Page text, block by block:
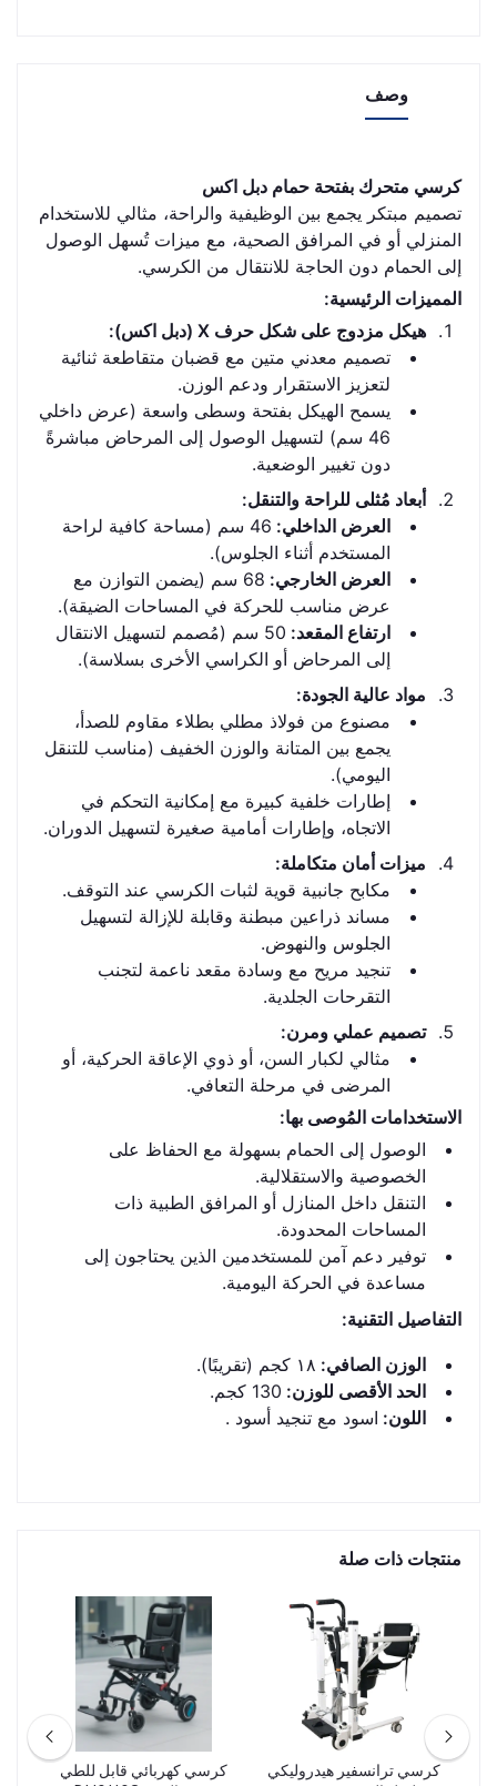
وصف
كرسي متحرك بفتحة حمام دبل اكس
تصميم مبتكر يجمع بين الوظيفية والراحة، مثالي للاستخدام
المنزلي أو في المرافق الصحية، مع ميزات تُسهل الوصول
إلى الحمام دون الحاجة للانتقال من الكرسي.
المميزات الرئيسية:
هيكل مزدوج على شكل حرف X (دبل اكس):
تصميم معدني متين مع قضبان متقاطعة ثنائية
لتعزيز الاستقرار ودعم الوزن.
يسمح الهيكل بفتحة وسطى واسعة (عرض داخلي
46 سم) لتسهيل الوصول إلى المرحاض مباشرةً
دون تغيير الوضعية.
أبعاد مُثلى للراحة والتنقل:
العرض الداخلي:
46 سم (مساحة كافية لراحة
المستخدم أثناء الجلوس).
العرض الخارجي:
68 سم (يضمن التوازن مع
عرض مناسب للحركة في المساحات الضيقة).
ارتفاع المقعد:
50 سم (مُصمم لتسهيل الانتقال
إلى المرحاض أو الكراسي الأخرى بسلاسة).
مواد عالية الجودة:
مصنوع من فولاذ مطلي بطلاء مقاوم للصدأ،
يجمع بين المتانة والوزن الخفيف (مناسب للتنقل
اليومي).
إطارات خلفية كبيرة مع إمكانية التحكم في
الاتجاه، وإطارات أمامية صغيرة لتسهيل الدوران.
ميزات أمان متكاملة:
مكابح جانبية قوية لثبات الكرسي عند التوقف.
مساند ذراعين مبطنة وقابلة للإزالة لتسهيل
الجلوس والنهوض.
تنجيد مريح مع وسادة مقعد ناعمة لتجنب
التقرحات الجلدية.
تصميم عملي ومرن:
مثالي لكبار السن، أو ذوي الإعاقة الحركية، أو
المرضى في مرحلة التعافي.
الاستخدامات المُوصى بها:
الوصول إلى الحمام بسهولة مع الحفاظ على
الخصوصية والاستقلالية.
التنقل داخل المنازل أو المرافق الطبية ذات
المساحات المحدودة.
توفير دعم آمن للمستخدمين الذين يحتاجون إلى
مساعدة في الحركة اليومية.
التفاصيل التقنية:
الوزن الصافي: ١٨ كجم (تقريبًا).
الحد الأقصى للوزن: 130 كجم.
اللون: اسود مع تنجيد أسود .
منتجات ذات صلة
كرسي ترانسفير هيدروليكي
كرسي كهربائي قابل للطي